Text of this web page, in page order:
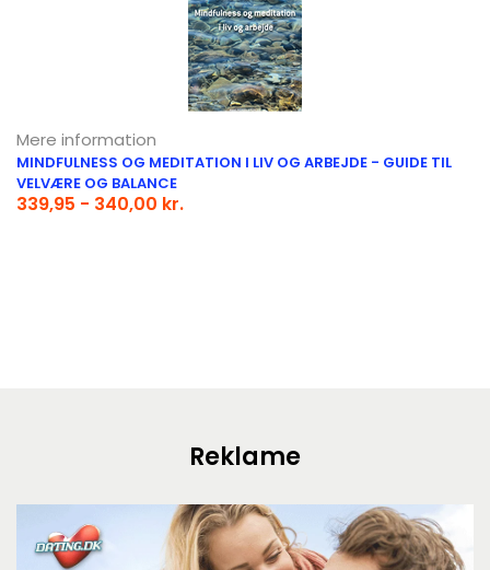
Mere information
MINDFULNESS OG MEDITATION I LIV OG ARBEJDE - GUIDE TIL
VELVÆRE OG BALANCE
339,95 - 340,00 kr.
Reklame